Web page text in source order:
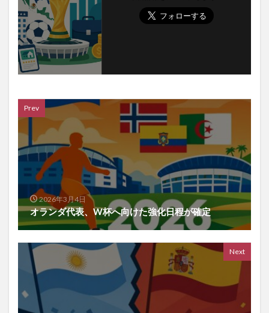
Prev
2026年3月4日
オランダ代表、W杯へ向けた強化日程が確定
Next